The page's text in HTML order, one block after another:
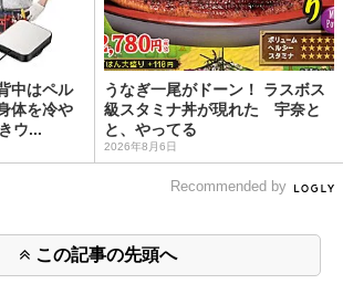
中はペル
体を冷や
ウ...
うなぎ一尾がドーン！ ラスボス
級スタミナ丼が現れた 宇奈と
と、やってる
2026年8月6日
Recommended by
この記事の先頭へ